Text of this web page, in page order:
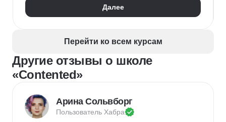
Бренд-дизайн
Разработка фирменного стиля
Создание анимации
Брендинг
Microsoft PowerPoint
Колористика
Далее
Перейти ко всем курсам
Другие отзывы о школе
«Contented»
Арина Сольвборг
Пользователь Хабра